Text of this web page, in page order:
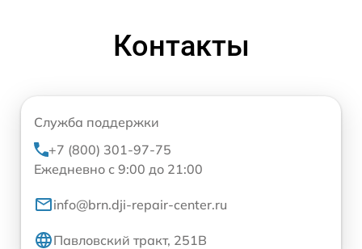
Контакты
Служба поддержки
+7 (800) 301-97-75
Ежедневно с 9:00 до 21:00
info@brn.dji-repair-center.ru
Павловский тракт, 251В